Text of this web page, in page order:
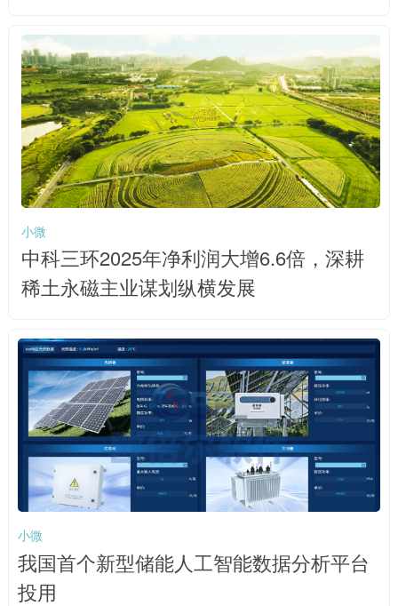
小微
中科三环2025年净利润大增6.6倍，深耕
稀土永磁主业谋划纵横发展
小微
我国首个新型储能人工智能数据分析平台
投用